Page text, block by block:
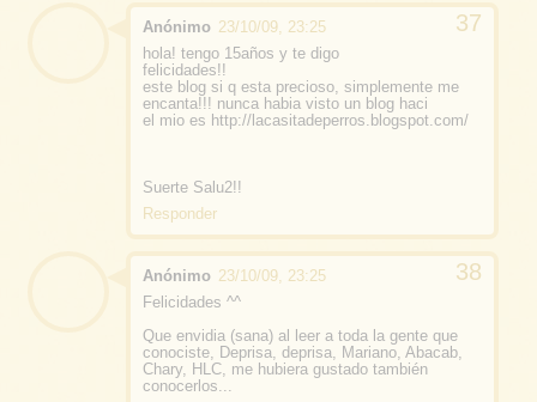
Anónimo 23/10/09, 23:25
hola! tengo 15años y te digo
felicidades!!
este blog si q esta precioso, simplemente me
encanta!!! nunca habia visto un blog haci
el mio es http://lacasitadeperros.blogspot.com/
Suerte Salu2!!
Responder
Anónimo 23/10/09, 23:25
Felicidades ^^
Que envidia (sana) al leer a toda la gente que
conociste, Deprisa, deprisa, Mariano, Abacab,
Chary, HLC, me hubiera gustado también
conocerlos...